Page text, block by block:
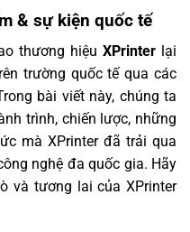
& sự kiện quốc tế
thương hiệu XPrinterlại
trường quốc tế qua các
bài viết này, chúng ta
trình, chiến lược, những
mà XPrinter đã trải qua
nghệ đa quốc gia. Hãy
và tương lai của XPrinter